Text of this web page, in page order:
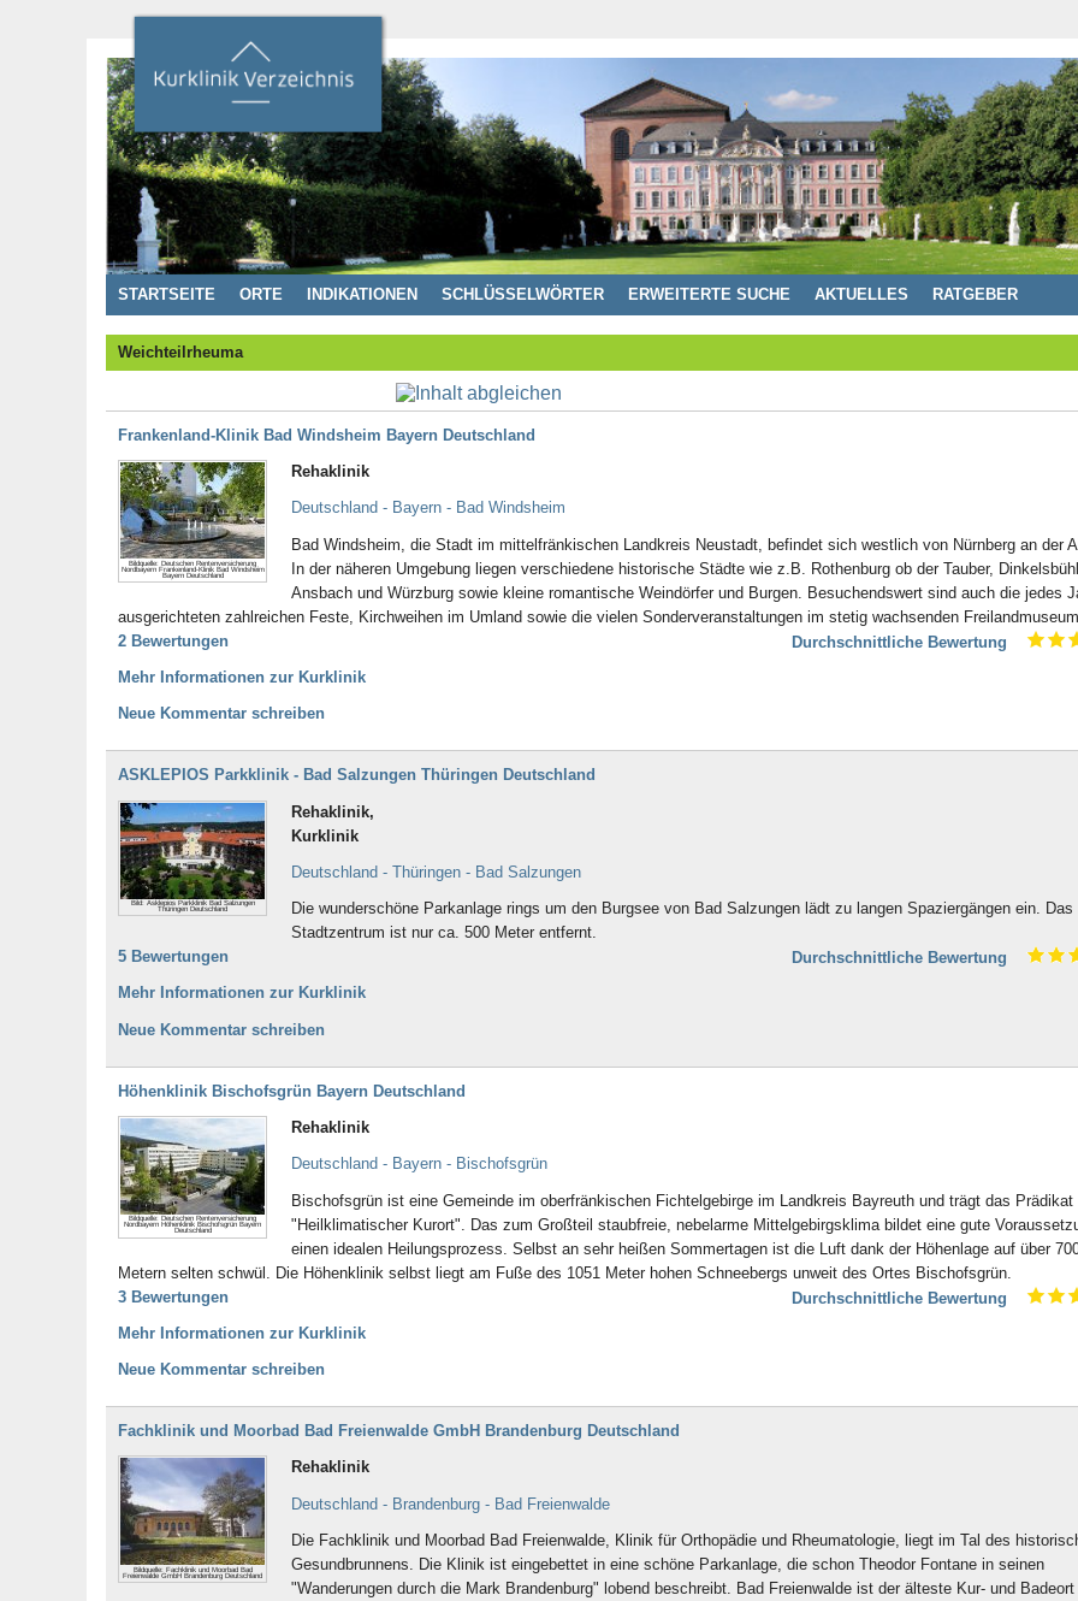
STARTSEITE ORTE INDIKATIONEN SCHLÜSSELWÖRTER ERWEITERTE SUCHE AKTUELLES RATGEBER
Weichteilrheuma
Frankenland-Klinik Bad Windsheim Bayern Deutschland
Bildquelle: Deutschen Rentenversicherung
Nordbayern Frankenland-Klinik Bad Windsheim
Bayern Deutschland
Rehaklinik
Deutschland - Bayern - Bad Windsheim
Bad Windsheim, die Stadt im mittelfränkischen Landkreis Neustadt, befindet sich westlich von Nürnberg an der
In der näheren Umgebung liegen verschiedene historische Städte wie z.B. Rothenburg ob der Tauber, Dinkelsbühl,
Ansbach und Würzburg sowie kleine romantische Weindörfer und Burgen. Besuchendswert sind auch die jedes
ausgerichteten zahlreichen Feste, Kirchweihen im Umland sowie die vielen Sonderveranstaltungen im stetig wachsenden Freilandmuseum.
2 Bewertungen
Durchschnittliche Bewertung
Mehr Informationen zur Kurklinik
Neue Kommentar schreiben
ASKLEPIOS Parkklinik - Bad Salzungen Thüringen Deutschland
Bild: Asklepios Parkklinik Bad Salzungen
Thüringen Deutschland
Rehaklinik,
Kurklinik
Deutschland - Thüringen - Bad Salzungen
Die wunderschöne Parkanlage rings um den Burgsee von Bad Salzungen lädt zu langen Spaziergängen ein. Das
Stadtzentrum ist nur ca. 500 Meter entfernt.
5 Bewertungen
Durchschnittliche Bewertung
Mehr Informationen zur Kurklinik
Neue Kommentar schreiben
Höhenklinik Bischofsgrün Bayern Deutschland
Bildquelle: Deutschen Rentenversicherung
Nordbayern Höhenklinik Bischofsgrün Bayern
Deutschland
Rehaklinik
Deutschland - Bayern - Bischofsgrün
Bischofsgrün ist eine Gemeinde im oberfränkischen Fichtelgebirge im Landkreis Bayreuth und trägt das Prädikat
"Heilklimatischer Kurort". Das zum Großteil staubfreie, nebelarme Mittelgebirgsklima bildet eine gute
einen idealen Heilungsprozess. Selbst an sehr heißen Sommertagen ist die Luft dank der Höhenlage auf über
Metern selten schwül. Die Höhenklinik selbst liegt am Fuße des 1051 Meter hohen Schneebergs unweit des Ortes Bischofsgrün.
3 Bewertungen
Durchschnittliche Bewertung
Mehr Informationen zur Kurklinik
Neue Kommentar schreiben
Fachklinik und Moorbad Bad Freienwalde GmbH Brandenburg Deutschland
Bildquelle: Fachklinik und Moorbad Bad
Freienwalde GmbH Brandenburg Deutschland
Rehaklinik
Deutschland - Brandenburg - Bad Freienwalde
Die Fachklinik und Moorbad Bad Freienwalde, Klinik für Orthopädie und Rheumatologie, liegt im Tal des
Gesundbrunnens. Die Klinik ist eingebettet in eine schöne Parkanlage, die schon Theodor Fontane in seinen
"Wanderungen durch die Mark Brandenburg" lobend beschreibt. Bad Freienwalde ist der älteste Kur- und Badeort